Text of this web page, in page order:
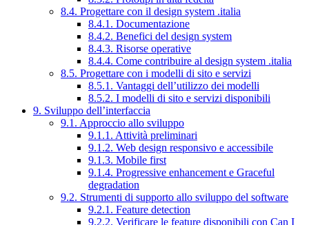
8.4. Progettare con il design system .italia
8.4.1. Documentazione
8.4.2. Benefici del design system
8.4.3. Risorse operative
8.4.4. Come contribuire al design system .italia
8.5. Progettare con i modelli di sito e servizi
8.5.1. Vantaggi dell’utilizzo dei modelli
8.5.2. I modelli di sito e servizi disponibili
9. Sviluppo dell’interfaccia
9.1. Approccio allo sviluppo
9.1.1. Attività preliminari
9.1.2. Web design responsivo e accessibile
9.1.3. Mobile first
9.1.4. Progressive enhancement e Graceful
degradation
9.2. Strumenti di supporto allo sviluppo del software
9.2.1. Feature detection
9.2.2. Verificare le feature disponibili con Can I